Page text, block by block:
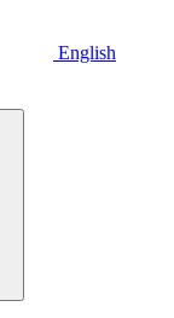
English